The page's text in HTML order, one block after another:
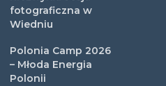
fotograficzna w
Wiedniu
Polonia Camp 2026
– Młoda Energia
Polonii